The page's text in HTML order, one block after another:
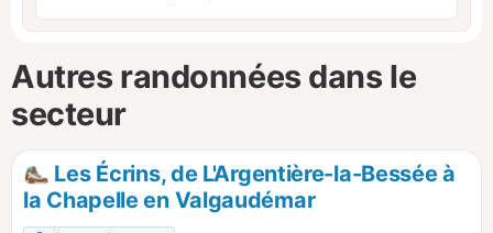
Autres randonnées dans le
secteur
Les Écrins, de L'Argentière-la-Bessée à
la Chapelle en Valgaudémar